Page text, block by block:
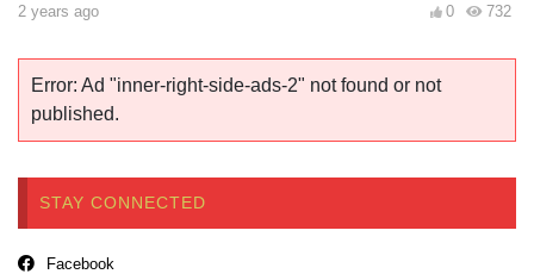
2 years ago 732
0
Error: Ad "inner-right-side-ads-2" not found or not
published.
STAY CONNECTED
Facebook